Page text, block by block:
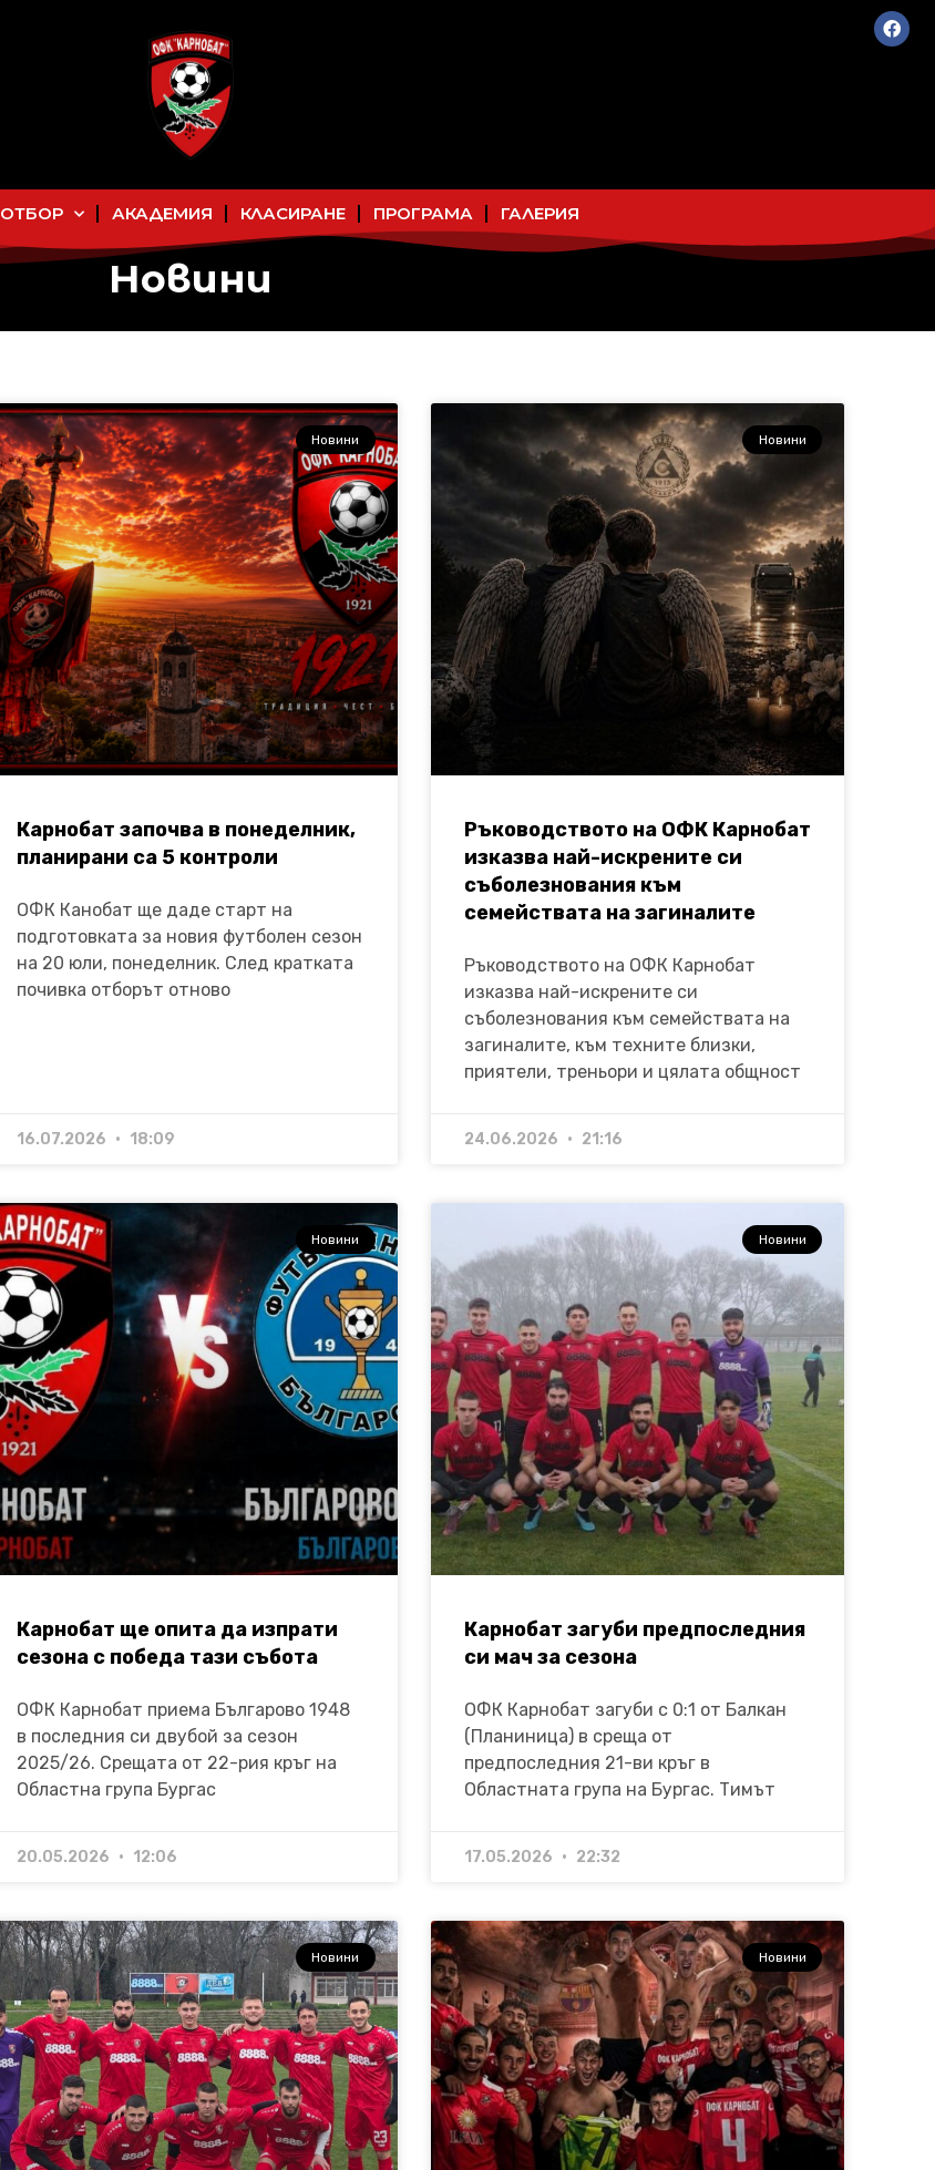
ОТБОР АКАДЕМИЯ КЛАСИРАНЕ ПРОГРАМА ГАЛЕРИЯ
Новини
Новини
Карнобат започва в понеделник,
планирани са 5 контроли
ОФК Канобат ще даде старт на
подготовката за новия футболен сезон
на 20 юли, понеделник. След кратката
почивка отборът отново
16.07.2026 18:09
Новини
Ръководството на ОФК Карнобат
изказва най-искрените си
съболезнования към
семействата на загиналите
Ръководството на ОФК Карнобат
изказва най-искрените си
съболезнования към семействата на
загиналите, към техните близки,
приятели, треньори и цялата общност
24.06.2026 21:16
Новини
Карнобат ще опита да изпрати
сезона с победа тази събота
ОФК Карнобат приема Българово 1948
в последния си двубой за сезон
2025/26. Срещата от 22-рия кръг на
Областна група Бургас
20.05.2026 12:06
Новини
Карнобат загуби предпоследния
си мач за сезона
ОФК Карнобат загуби с 0:1 от Балкан
(Планиница) в среща от
предпоследния 21-ви кръг в
Областната група на Бургас. Тимът
17.05.2026 22:32
Новини Новини